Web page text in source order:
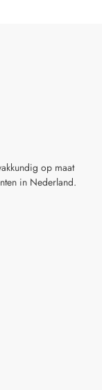
op maat
in Nederland.